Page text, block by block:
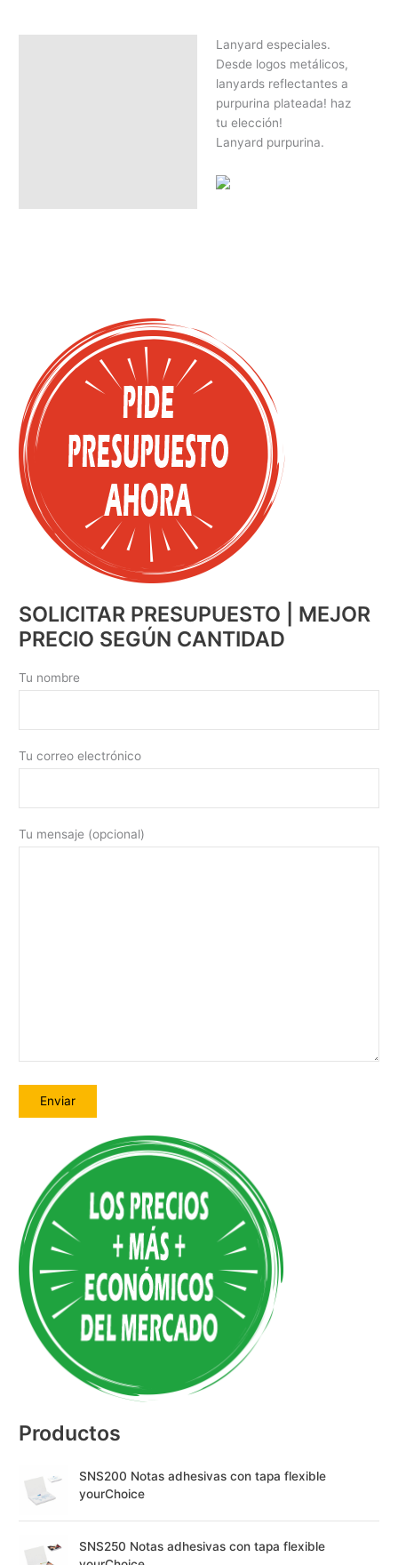
Lanyard especiales.
Desde logos metálicos,
lanyards reflectantes a
purpurina plateada! haz
tu elección!
Lanyard purpurina.
SOLICITAR PRESUPUESTO | MEJOR
PRECIO SEGÚN CANTIDAD
Tu nombre
Tu correo electrónico
Tu mensaje (opcional)
r
n
a
Productos
SNS200 Notas adhesivas con tapa flexible
yourChoice
SNS250 Notas adhesivas con tapa flexible